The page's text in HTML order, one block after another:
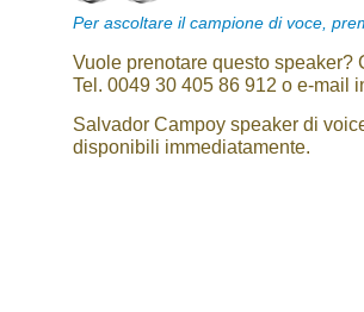
Per ascoltare il campione di voce,
Vuole prenotare questo speaker?
Tel. 0049 30 405 86 912 o e-mail
Salvador Campoy speaker di
disponibili immediatamente.